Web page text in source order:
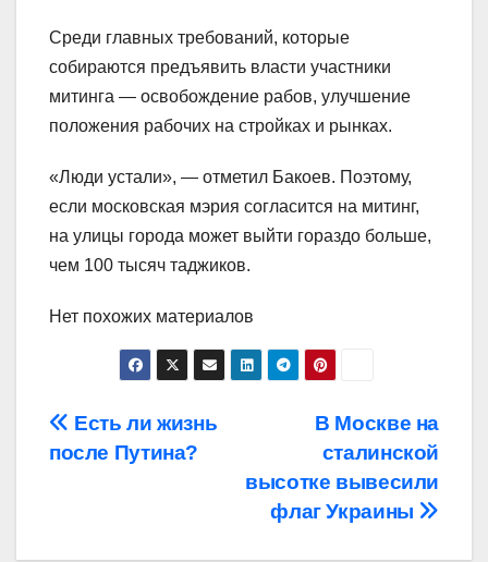
Среди главных требований, которые
собираются предъявить власти участники
митинга — освобождение рабов, улучшение
положения рабочих на стройках и рынках.
«Люди устали», — отметил Бакоев. Поэтому,
если московская мэрия согласится на митинг,
на улицы города может выйти гораздо больше,
чем 100 тысяч таджиков.
Нет похожих материалов
Навигация
В Москве на
сталинской
высотке вывесили
флаг Украины
Есть ли жизнь
после Путина?